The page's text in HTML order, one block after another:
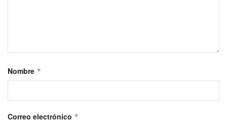
Nombre *
Correo electrónico *